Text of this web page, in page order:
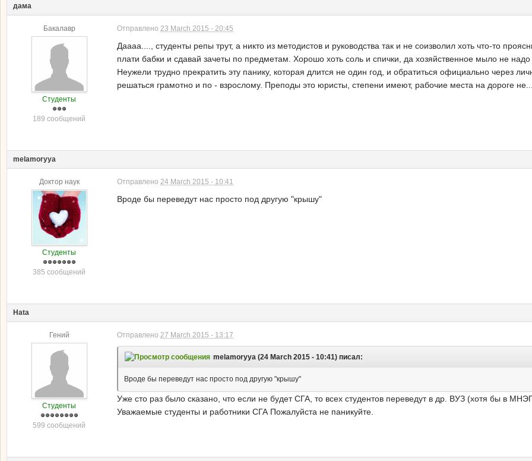
дама
Бакалавр
Студенты
189 сообщений
Отправлено 23 March 2015 - 20:45
Даааа...., студенты репы трут, а никто из методистов и руководства так и не соизволил хоть что-то
плати бабки и сдавай зачеты по предметам. Хорошо хоть соль и спички, да хозяйственное мыло не надо
Неужели трудно прекратить эту панику, которая длится не один год, и обратиться официально через
решаться грамотно и по - взрослому. Преподы это юристы, степени имеют, рабочие места на дороге
melamoryya
Доктор наук
Студенты
385 сообщений
Отправлено 24 March 2015 - 10:41
Вроде бы переведут нас просто под другую "крышу"
Hata
Гений
Студенты
599 сообщений
Отправлено 27 March 2015 - 13:17
melamoryya (24 March 2015 - 10:41) писал:
Вроде бы переведут нас просто под другую "крышу"
Уже сто раз было сказано, что если не будет СГА, то всех студентов переведут в др. ВУЗ (хотя бы в
Уважаемые студенты и работники СГА Пожалуйста не паникуйте.